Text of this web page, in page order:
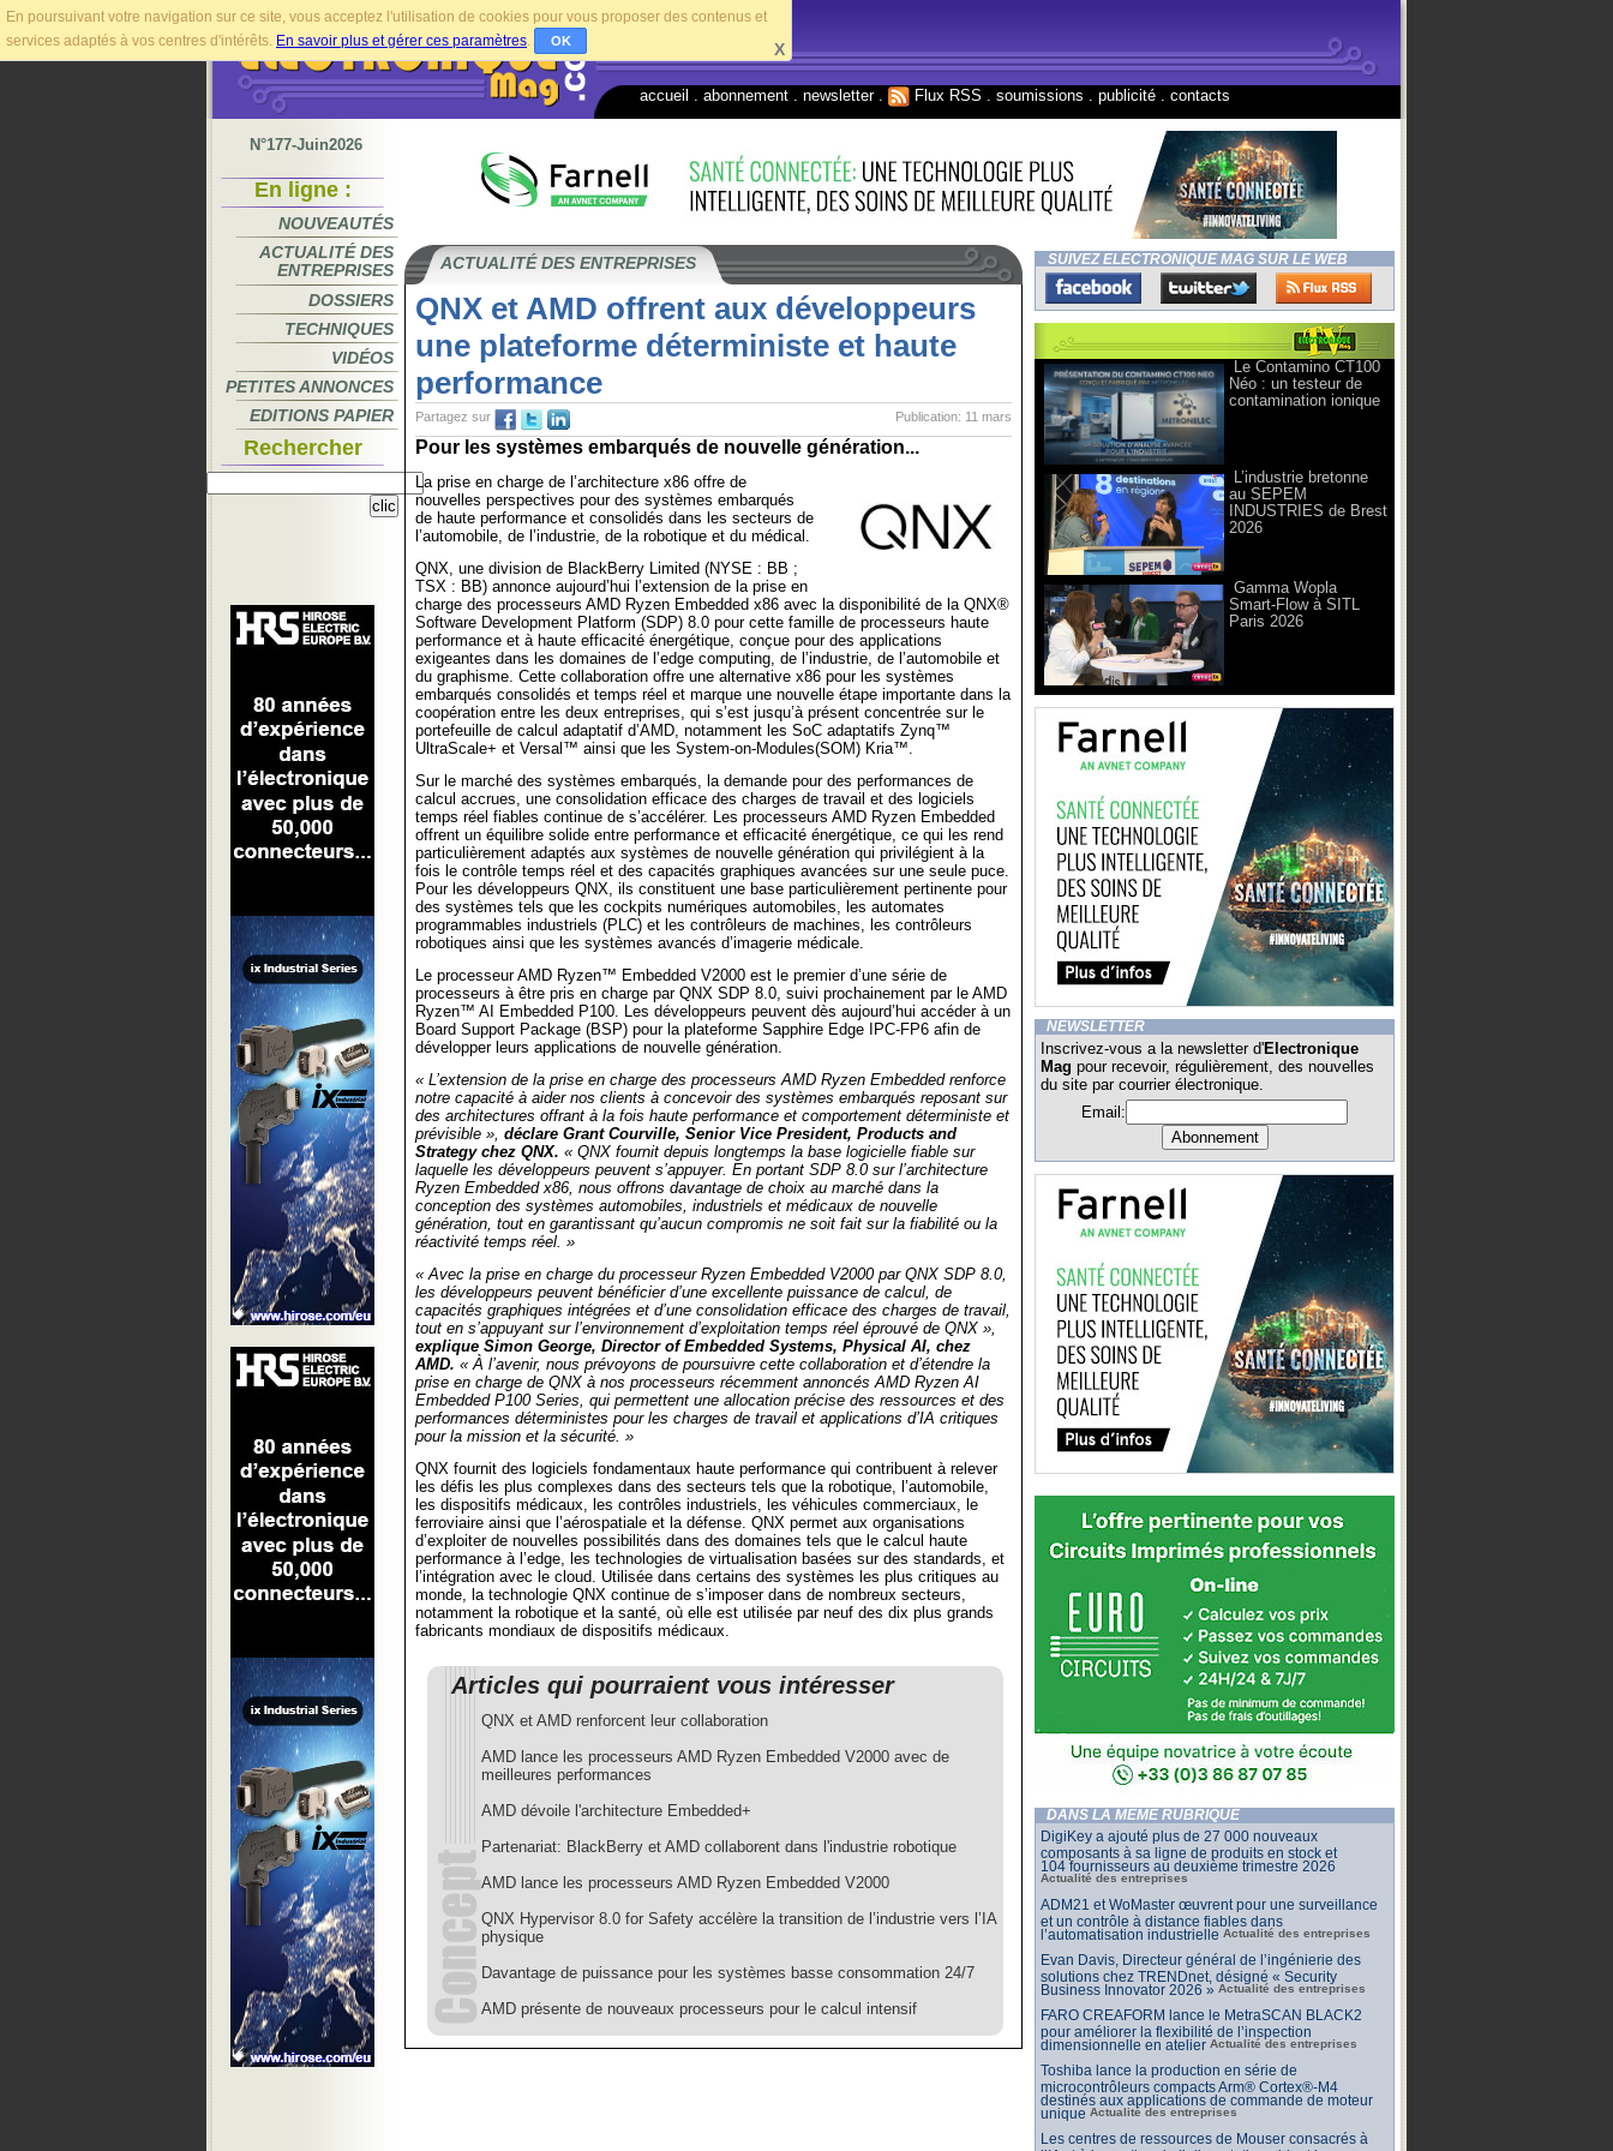
En poursuivant votre navigation sur ce site, vous acceptez l'utilisation de cookies pour vous proposer des contenus et
services adaptés à vos centres d'intérêts. En savoir plus et gérer ces paramètres. OK X
accueil abonnement newsletter. Flux RSS soumissions publicité contacts
N°177-Juin2026
En ligne :
NOUVEAUTÉS
ACTUALITÉ DES
ENTREPRISES
DOSSIERS
TECHNIQUES
VIDÉOS
PETITES ANNONCES
EDITIONS PAPIER
Rechercher
ACTUALITÉ DES ENTREPRISES
QNX et AMD offrent aux développeurs
une plateforme déterministe et haute
performance
Publication: 11 mars
Partagez sur
Pour les systèmes embarqués de nouvelle génération...
La prise en charge de l’architecture x86 offre de
nouvelles perspectives pour des systèmes embarqués
de haute performance et consolidés dans les secteurs de
l’automobile, de l’industrie, de la robotique et du médical.
QNX, une division de BlackBerry Limited (NYSE : BB ;
TSX : BB) annonce aujourd’hui l’extension de la prise en
charge des processeurs AMD Ryzen Embedded x86 avec la disponibilité de la QNX®
Software Development Platform (SDP) 8.0 pour cette famille de processeurs haute
performance et à haute efficacité énergétique, conçue pour des applications
exigeantes dans les domaines de l’edge computing, de l’industrie, de l’automobile et
du graphisme. Cette collaboration offre une alternative x86 pour les systèmes
embarqués consolidés et temps réel et marque une nouvelle étape importante dans la
coopération entre les deux entreprises, qui s’est jusqu’à présent concentrée sur le
portefeuille de calcul adaptatif d’AMD, notamment les SoC adaptatifs Zynq™
UltraScale+ et Versal™ ainsi que les System-on-Modules(SOM) Kria™.
Sur le marché des systèmes embarqués, la demande pour des performances de
calcul accrues, une consolidation efficace des charges de travail et des logiciels
temps réel fiables continue de s’accélérer. Les processeurs AMD Ryzen Embedded
offrent un équilibre solide entre performance et efficacité énergétique, ce qui les rend
particulièrement adaptés aux systèmes de nouvelle génération qui privilégient à la
fois le contrôle temps réel et des capacités graphiques avancées sur une seule puce.
Pour les développeurs QNX, ils constituent une base particulièrement pertinente pour
des systèmes tels que les cockpits numériques automobiles, les automates
programmables industriels (PLC) et les contrôleurs de machines, les contrôleurs
robotiques ainsi que les systèmes avancés d’imagerie médicale.
Le processeur AMD Ryzen™ Embedded V2000 est le premier d’une série de
processeurs à être pris en charge par QNX SDP 8.0, suivi prochainement par le AMD
Ryzen™ AI Embedded P100. Les développeurs peuvent dès aujourd’hui accéder à un
Board Support Package (BSP) pour la plateforme Sapphire Edge IPC-FP6 afin de
développer leurs applications de nouvelle génération.
« L’extension de la prise en charge des processeurs AMD Ryzen Embedded renforce
notre capacité à aider nos clients à concevoir des systèmes embarqués reposant sur
des architectures offrant à la fois haute performance et comportement déterministe et
prévisible », déclare Grant Courville, Senior Vice President, Products and
Strategy chez QNX. « QNX fournit depuis longtemps la base logicielle fiable sur
laquelle les développeurs peuvent s’appuyer. En portant SDP 8.0 sur l’architecture
Ryzen Embedded x86, nous offrons davantage de choix au marché dans la
conception des systèmes automobiles, industriels et médicaux de nouvelle
génération, tout en garantissant qu’aucun compromis ne soit fait sur la fiabilité ou la
réactivité temps réel. »
« Avec la prise en charge du processeur Ryzen Embedded V2000 par QNX SDP 8.0,
les développeurs peuvent bénéficier d’une excellente puissance de calcul, de
capacités graphiques intégrées et d’une consolidation efficace des charges de travail,
tout en s’appuyant sur l’environnement d’exploitation temps réel éprouvé de QNX »,
explique Simon George, Director of Embedded Systems, Physical AI, chez
AMD. « À l’avenir, nous prévoyons de poursuivre cette collaboration et d’étendre la
prise en charge de QNX à nos processeurs récemment annoncés AMD Ryzen AI
Embedded P100 Series, qui permettent une allocation précise des ressources et des
performances déterministes pour les charges de travail et applications d’IA critiques
pour la mission et la sécurité. »
QNX fournit des logiciels fondamentaux haute performance qui contribuent à relever
les défis les plus complexes dans des secteurs tels que la robotique, l’automobile,
les dispositifs médicaux, les contrôles industriels, les véhicules commerciaux, le
ferroviaire ainsi que l’aérospatiale et la défense. QNX permet aux organisations
d’exploiter de nouvelles possibilités dans des domaines tels que le calcul haute
performance à l’edge, les technologies de virtualisation basées sur des standards, et
l’intégration avec le cloud. Utilisée dans certains des systèmes les plus critiques au
monde, la technologie QNX continue de s’imposer dans de nombreux secteurs,
notamment la robotique et la santé, où elle est utilisée par neuf des dix plus grands
fabricants mondiaux de dispositifs médicaux.
Articles qui pourraient vous intéresser
QNX et AMD renforcent leur collaboration
AMD lance les processeurs AMD Ryzen Embedded V2000 avec de
meilleures performances
AMD dévoile l'architecture Embedded+
Partenariat: BlackBerry et AMD collaborent dans l'industrie robotique
AMD lance les processeurs AMD Ryzen Embedded V2000
QNX Hypervisor 8.0 for Safety accélère la transition de l’industrie vers l’IA
physique
Davantage de puissance pour les systèmes basse consommation 24/7
AMD présente de nouveaux processeurs pour le calcul intensif
SUIVEZ ELECTRONIQUE MAG SUR LE WEB
Le Contamino CT100
Néo : un testeur de
contamination ionique
L’industrie bretonne
au SEPEM
INDUSTRIES de Brest
2026
Gamma Wopla
Smart-Flow à SITL
Paris 2026
NEWSLETTER
Inscrivez-vous a la newsletter d'Electronique
Mag pour recevoir, régulièrement, des nouvelles
du site par courrier électronique.
Email:
DANS LA MÊME RUBRIQUE
DigiKey a ajouté plus de 27 000 nouveaux
composants à sa ligne de produits en stock et
104 fournisseurs au deuxième trimestre 2026
Actualité des entreprises
ADM21 et WoMaster œuvrent pour une surveillance
et un contrôle à distance fiables dans
l’automatisation industrielle Actualité des entreprises
Evan Davis, Directeur général de l’ingénierie des
solutions chez TRENDnet, désigné « Security
Business Innovator 2026 » Actualité des entreprises
FARO CREAFORM lance le MetraSCAN BLACK2
pour améliorer la flexibilité de l’inspection
dimensionnelle en atelier Actualité des entreprises
Toshiba lance la production en série de
microcontrôleurs compacts Arm® Cortex®-M4
destinés aux applications de commande de moteur
unique Actualité des entreprises
Les centres de ressources de Mouser consacrés à